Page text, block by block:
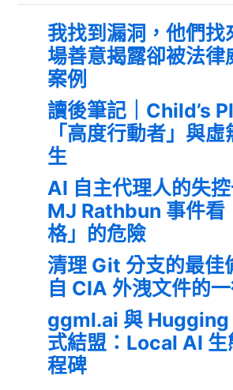
我找到漏洞，他們找
場善意揭露卻被法律
案例
讀後筆記｜Child’s
「高度行動者」與
生
AI 自主代理人的失
MJ Rathbun 事件看
格」的危險
清理 Git 分支的最佳
自 CIA 外洩文件的
ggml.ai 與 Hugging
式結盟：Local AI 生
程碑